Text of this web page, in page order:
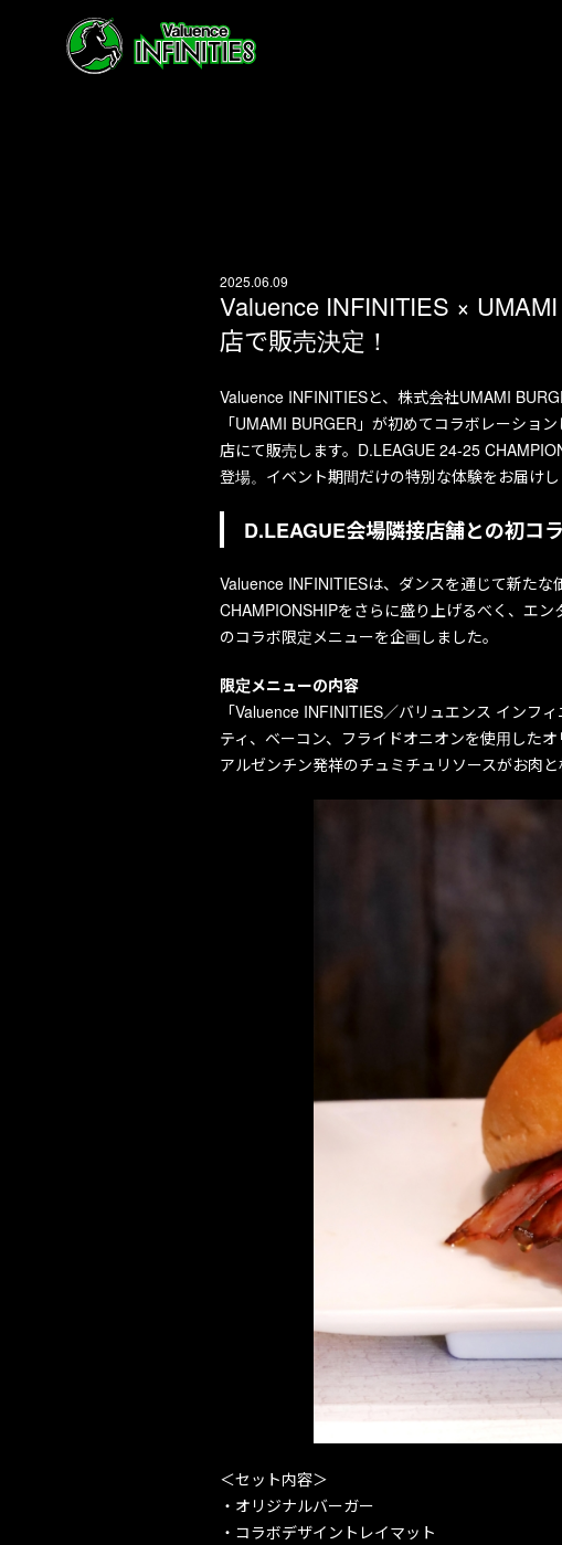
2025.06.09
Valuence INFINITIES ×
店で販売決定！
Valuence INFINITIESと、株式会社UMAMI
「UMAMI BURGER」が初めてコラボレーショ
店にて販売します。D.LEAGUE 24-25
登場。イベント期間だけの特別な体験をお届けし
D.LEAGUE会場隣接店舗との初コ
Valuence INFINITIESは、ダンスを通じて新た
CHAMPIONSHIPをさらに盛り上げるべく、エ
のコラボ限定メニューを企画しました。
限定メニューの内容
「Valuence INFINITIES／バリュエンス インフ
ティ、ベーコン、フライドオニオンを使用した
アルゼンチン発祥のチュミチュリソースがお肉
＜セット内容＞
・オリジナルバーガー
・コラボデザイントレイマット